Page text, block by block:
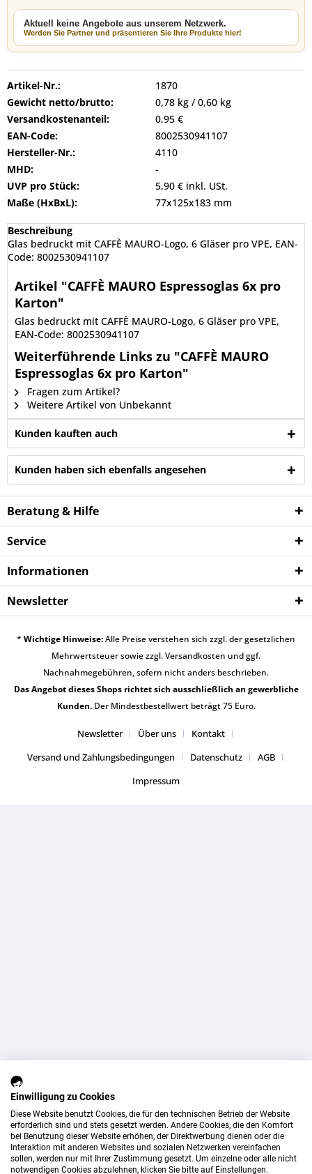
Aktuell keine Angebote aus unserem Netzwerk.
Werden Sie Partner und präsentieren Sie Ihre Produkte hier!
Artikel-Nr.:
1870
Gewicht netto/brutto:
0,78 kg / 0,60 kg
Versandkostenanteil:
0,95 €
EAN-Code:
8002530941107
Hersteller-Nr.:
4110
MHD:
-
UVP pro Stück:
5,90 € inkl. USt.
Maße (HxBxL):
77x125x183 mm
Beschreibung
Glas bedruckt mit CAFFÈ MAURO-Logo, 6 Gläser pro VPE, EAN-
Code: 8002530941107
Artikel "CAFFÈ MAURO Espressoglas 6x pro
Karton"
Glas bedruckt mit CAFFÈ MAURO-Logo, 6 Gläser pro VPE,
EAN-Code: 8002530941107
Weiterführende Links zu "CAFFÈ MAURO
Espressoglas 6x pro Karton"
Fragen zum Artikel?
Weitere Artikel von Unbekannt
Kunden kauften auch
Kunden haben sich ebenfalls angesehen
Beratung & Hilfe
Service
Informationen
Newsletter
* Wichtige Hinweise:Alle Preise verstehen sich zzgl. der gesetzlichen
Mehrwertsteuer sowie zzgl.Versandkosten und ggf.
Nachnahmegebühren, sofern nicht anders beschrieben.
Das Angebot dieses Shops richtet sich ausschließlich an gewerbliche
Kunden.Der Mindestbestellwert beträgt 75 Euro.
Newsletter Über uns
Kontakt
Versand und Zahlungsbedingungen
Datenschutz
AGB
Impressum
Einwilligung zu Cookies
Diese Website benutzt Cookies, die für den technischen Betrieb der Website
erforderlich sind und stets gesetzt werden. Andere Cookies, die den Komfort
bei Benutzung dieser Website erhöhen, der Direktwerbung dienen oder die
Interaktion mit anderen Websites und sozialen Netzwerken vereinfachen
sollen, werden nur mit Ihrer Zustimmung gesetzt. Um einzelne oder alle nicht
notwendigen Cookies abzulehnen, klicken Sie bitte auf Einstellungen.